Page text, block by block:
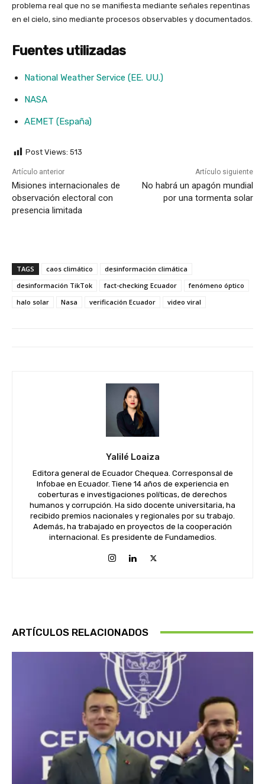
problema real que no se manifiesta mediante señales repentinas
en el cielo, sino mediante procesos observables y documentados.
Fuentes utilizadas
National Weather Service (EE. UU.)
NASA
AEMET (España)
Post Views: 513
Artículo anterior
Misiones internacionales de
observación electoral con
presencia limitada
Artículo siguiente
No habrá un apagón mundial
por una tormenta solar
TAGS caos climático
desinformación climática
desinformación TikTok
fact-checking Ecuador
fenómeno óptico
halo solar
Nasa verificación Ecuador video viral
Yalilé Loaiza
Editora general de Ecuador Chequea. Corresponsal de
Infobae en Ecuador. Tiene 14 años de experiencia en
coberturas e investigaciones políticas, de derechos
humanos y corrupción. Ha sido docente universitaria, ha
recibido premios nacionales y regionales por su trabajo.
Además, ha trabajado en proyectos de la cooperación
internacional. Es presidente de Fundamedios.
ARTÍCULOS RELACIONADOS